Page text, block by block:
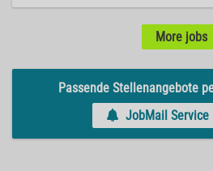
More jobs
Passende Stellenangebote
JobMail Service